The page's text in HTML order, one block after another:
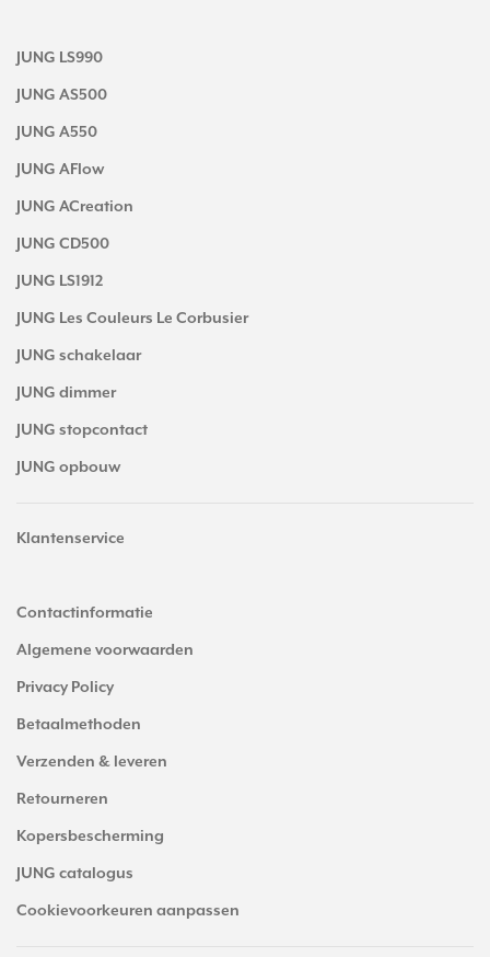
JUNG LS990
JUNG AS500
JUNG A550
JUNG AFlow
JUNG ACreation
JUNG CD500
JUNG LS1912
JUNG Les Couleurs Le Corbusier
JUNG schakelaar
JUNG dimmer
JUNG stopcontact
JUNG opbouw
Klantenservice
Contactinformatie
Algemene voorwaarden
Privacy Policy
Betaalmethoden
Verzenden & leveren
Retourneren
Kopersbescherming
JUNG catalogus
Cookievoorkeuren aanpassen